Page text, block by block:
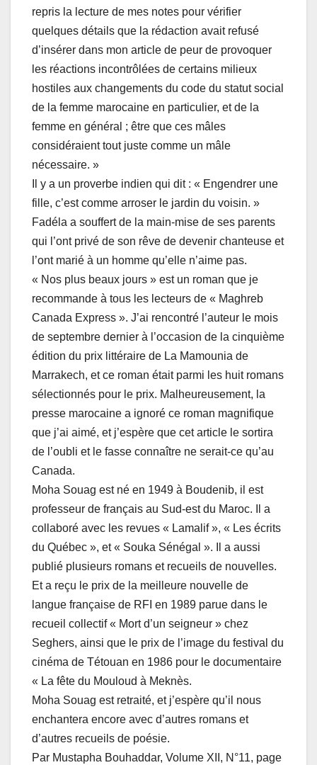
repris la lecture de mes notes pour vérifier
quelques détails que la rédaction avait refusé
d’insérer dans mon article de peur de provoquer
les réactions incontrôlées de certains milieux
hostiles aux changements du code du statut social
de la femme marocaine en particulier, et de la
femme en général ; être que ces mâles
considéraient tout juste comme un mâle
nécessaire. »
Il y a un proverbe indien qui dit : « Engendrer une
fille, c’est comme arroser le jardin du voisin. »
Fadéla a souffert de la main-mise de ses parents
qui l’ont privé de son rêve de devenir chanteuse et
l’ont marié à un homme qu’elle n’aime pas.
« Nos plus beaux jours » est un roman que je
recommande à tous les lecteurs de « Maghreb
Canada Express ». J’ai rencontré l’auteur le mois
de septembre dernier à l’occasion de la cinquième
édition du prix littéraire de La Mamounia de
Marrakech, et ce roman était parmi les huit romans
sélectionnés pour le prix. Malheureusement, la
presse marocaine a ignoré ce roman magnifique
que j’ai aimé, et j’espère que cet article le sortira
de l’oubli et le fasse connaître ne serait-ce qu’au
Canada.
Moha Souag est né en 1949 à Boudenib, il est
professeur de français au Sud-est du Maroc. Il a
collaboré avec les revues « Lamalif », « Les écrits
du Québec », et « Souka Sénégal ». Il a aussi
publié plusieurs romans et recueils de nouvelles.
Et a reçu le prix de la meilleure nouvelle de
langue française de RFI en 1989 parue dans le
recueil collectif « Mort d’un seigneur » chez
Seghers, ainsi que le prix de l’image du festival du
cinéma de Tétouan en 1986 pour le documentaire
« La fête du Mouloud à Meknès.
Moha Souag est retraité, et j’espère qu’il nous
enchantera encore avec d’autres romans et
d’autres recueils de poésie.
Par Mustapha Bouhaddar, Volume XII, N°11, page